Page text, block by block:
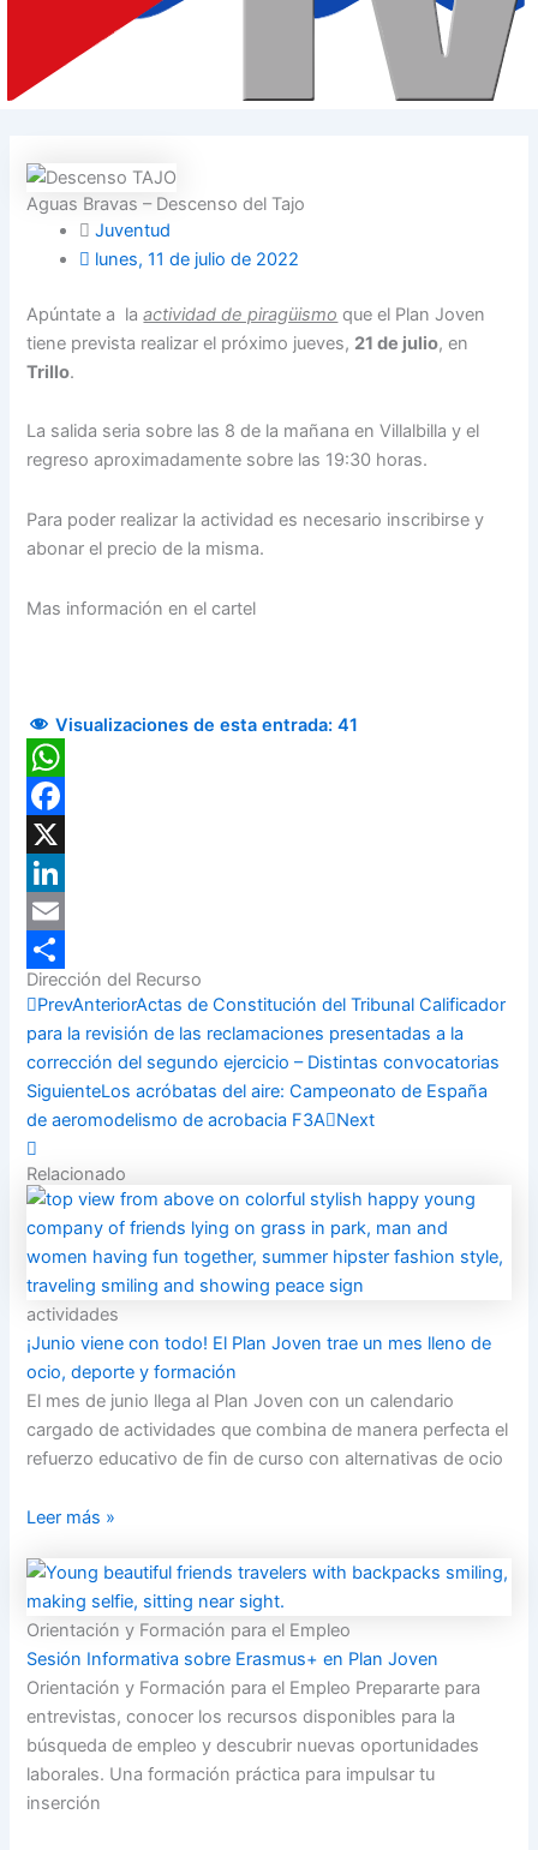
Aguas Bravas – Descenso del Tajo
Juventud
lunes, 11 de julio de 2022
Apúntate a laactividad de piragüismo que el Plan Joven
tiene prevista realizar el próximo jueves, 21 de julio, en
Trillo.
La salida seria sobre las 8 de la mañana en Villalbilla y el
regreso aproximadamente sobre las 19:30 horas.
Para poder realizar la actividad es necesario inscribirse y
abonar el precio de la misma.
Mas información en el cartel
Visualizaciones de esta entrada: 41
WhatsApp
Facebook
X
LinkedIn
Email
Compartir
Dirección del Recurso
PrevAnteriorActas de Constitución del Tribunal Calificador
para la revisión de las reclamaciones presentadas a la
corrección del segundo ejercicio – Distintas convocatorias
SiguienteLos acróbatas del aire: Campeonato de España
de aeromodelismo de acrobacia F3A
Next
Relacionado
actividades
¡Junio viene con todo! El Plan Joven trae un mes lleno de
ocio, deporte y formación
El mes de junio llega al Plan Joven con un calendario
cargado de actividades que combina de manera perfecta el
refuerzo educativo de fin de curso con alternativas de ocio
Leer más »
Orientación y Formación para el Empleo
Sesión Informativa sobre Erasmus+ en Plan Joven
Orientación y Formación para el Empleo Prepararte para
entrevistas, conocer los recursos disponibles para la
búsqueda de empleo y descubrir nuevas oportunidades
laborales. Una formación práctica para impulsar tu
inserción